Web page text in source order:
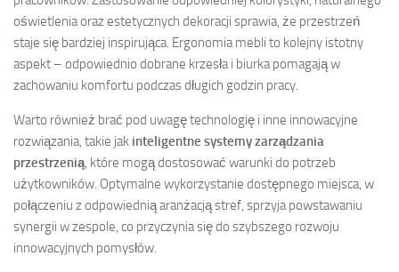
oświetlenia oraz estetycznych dekoracji sprawia, że przestrzeń
staje się bardziej inspirująca. Ergonomia mebli to kolejny istotny
aspekt – odpowiednio dobrane krzesła i biurka pomagają w
zachowaniu komfortu podczas długich godzin pracy.
Warto również brać pod uwagę technologię i inne innowacyjne
rozwiązania, takie jak inteligentne systemy zarządzania
przestrzenią, które mogą dostosować warunki do potrzeb
użytkowników. Optymalne wykorzystanie dostępnego miejsca, w
połączeniu z odpowiednią aranżacją stref, sprzyja powstawaniu
synergii w zespole, co przyczynia się do szybszego rozwoju
innowacyjnych pomysłów.